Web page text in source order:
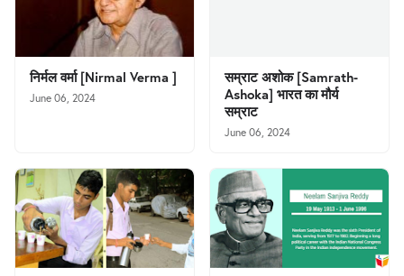
निर्मल वर्मा [Nirmal Verma ]
June 06, 2024
सम्राट अशोक [Samrath-
Ashoka] भारत का मौर्य
सम्राट
June 06, 2024